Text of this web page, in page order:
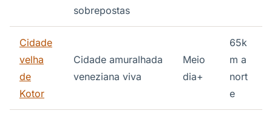
sobrepostas
Cidade
velha
de
Kotor
Cidade amuralhada
veneziana viva
Meio
dia+
65k
m a
nort
e